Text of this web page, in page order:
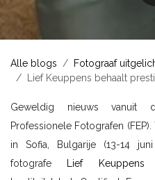
Alle blogs
Fotograaf
Lief Keuppens behaalt
Geweldig nieuws vanuit
Professionele Fotografen
in Sofia, Bulgarije (13-14
fotografe
Lief Keuppens